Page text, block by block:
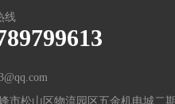
线
市松山区物流园区五金机电城二